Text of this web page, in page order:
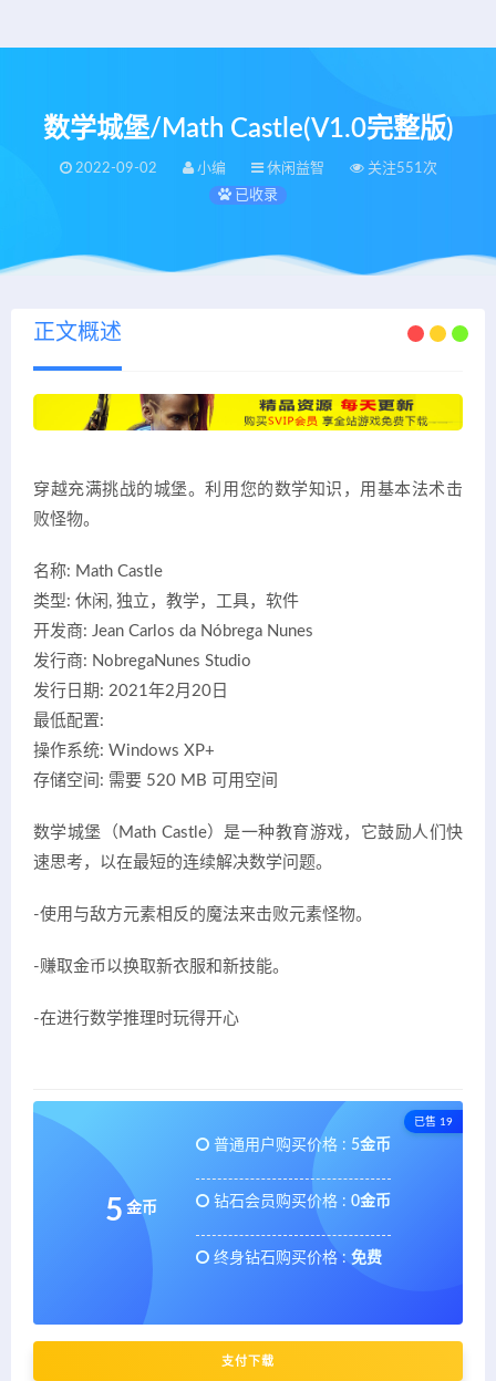
数学城堡/Math Castle(V1.0完整版)
2022-09-02 小编 休闲益智
关注551次
已收录
正文概述
穿越充满挑战的城堡。利用您的数学知识，用基本法术击
败怪物。
名称: Math Castle
类型: 休闲, 独立，教学，工具，软件
开发商: Jean Carlos da Nóbrega Nunes
发行商: NobregaNunes Studio
发行日期: 2021年2月20日
最低配置:
操作系统: Windows XP+
存储空间: 需要 520 MB 可用空间
数学城堡（Math Castle）是一种教育游戏，它鼓励人们快
速思考，以在最短的连续解决数学问题。
-使用与敌方元素相反的魔法来击败元素怪物。
-赚取金币以换取新衣服和新技能。
-在进行数学推理时玩得开心
已售 19
5 金币
普通用户购买价格 : 5金币
钻石会员购买价格 : 0金币
终身钻石购买价格 : 免费
支付下载